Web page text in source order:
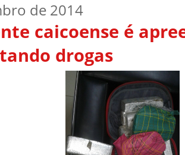
de 2014
caicoense é
drogas